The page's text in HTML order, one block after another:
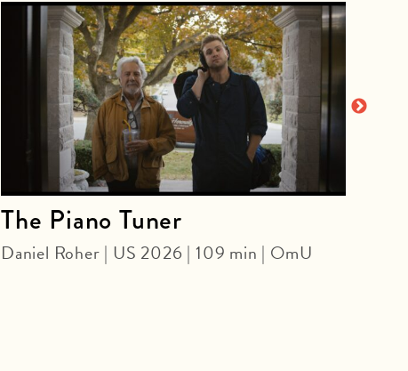
The Piano Tuner
Daniel Roher | US 2026 | 109 min | OmU